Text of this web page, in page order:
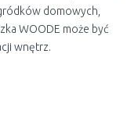
domowych,
WOODE może być
wnętrz.